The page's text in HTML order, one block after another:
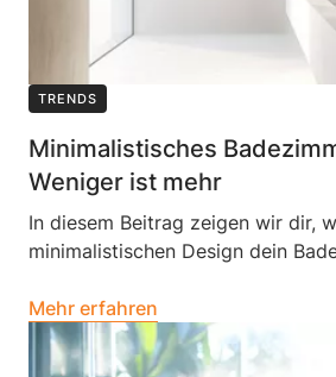
TRENDS
Minimalistisches
Weniger ist mehr
In diesem Beitrag zeigen wir dir,
minimalistischen Design dein
Mehr erfahren